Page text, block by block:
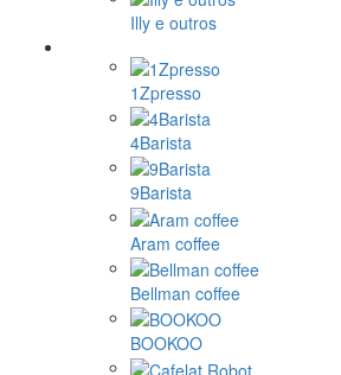
Illy e outros
1Zpresso
4Barista
9Barista
Aram coffee
Bellman coffee
BOOKOO